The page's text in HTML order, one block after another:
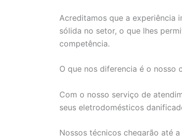
Acreditamos que a experiência
sólida no setor, o que lhes
competência.
O que nos diferencia é o nosso
Com o nosso serviço de
seus eletrodomésticos
Nossos técnicos chegarão até